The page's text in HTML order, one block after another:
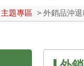
主題專區 > 外銷品沖